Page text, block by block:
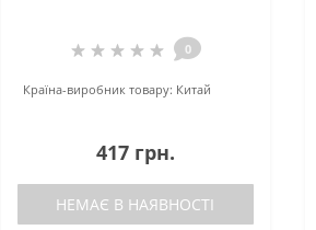
0
Країна-виробник товару: Китай
417 грн.
НЕМАЄ В НАЯВНОСТІ